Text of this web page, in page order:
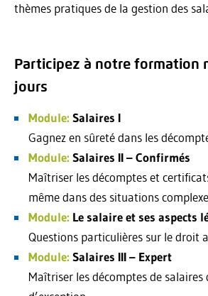
thèmes pratiques de la gestion des
Participez à notre formation
jours
Module: Salaires I
Gagnez en sûreté dans les
Module: Salaires II – Confirmés
Maîtriser les décomptes et
même dans des situations
Module: Le salaire et ses aspects
Questions particulières sur le droit
Module: Salaires III – Expert
Maîtriser les décomptes de